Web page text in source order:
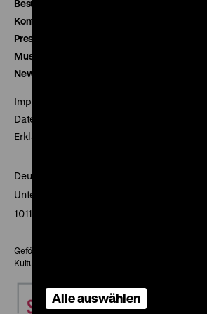
Besucherservice
Kontakt
Presse
Museumsverein
Newsletter
Impressum
Datenschutz
Erklärung digitale Barrierefreiheit
Deutsches Historisches Museum
Unter den Linden 2
10117 Berlin
Gefördert mit Mitteln des Beauftragten der
Kultur und Medien
Alle auswählen